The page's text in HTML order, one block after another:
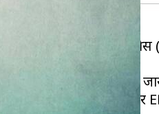
करते हुए तृणमूल
(ED) की पूछताछ